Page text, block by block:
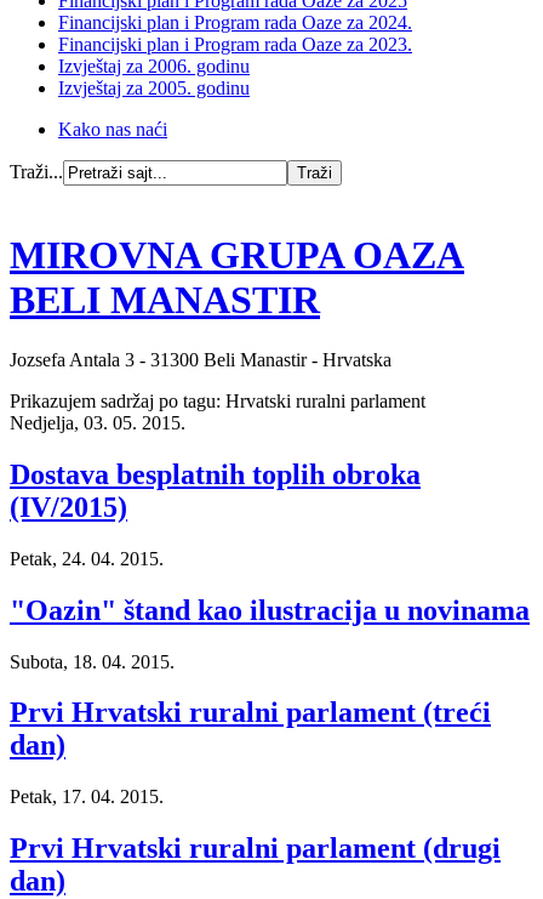
Financijski plan i Program rada Oaze za 2024.
Financijski plan i Program rada Oaze za 2023.
Izvještaj za 2006. godinu
Izvještaj za 2005. godinu
Kako nas naći
Traži...
MIROVNA GRUPA OAZA
BELI MANASTIR
Jozsefa Antala 3 - 31300 Beli Manastir - Hrvatska
Prikazujem sadržaj po tagu: Hrvatski ruralni parlament
Nedjelja, 03. 05. 2015.
Dostava besplatnih toplih obroka
(IV/2015)
Petak, 24. 04. 2015.
"Oazin" štand kao ilustracija u novinama
Subota, 18. 04. 2015.
Prvi Hrvatski ruralni parlament (treći
dan)
Petak, 17. 04. 2015.
Prvi Hrvatski ruralni parlament (drugi
dan)